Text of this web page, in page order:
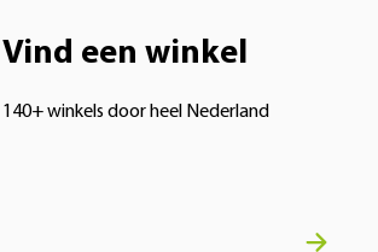
Vind een winkel
140+ winkels door heel Nederland